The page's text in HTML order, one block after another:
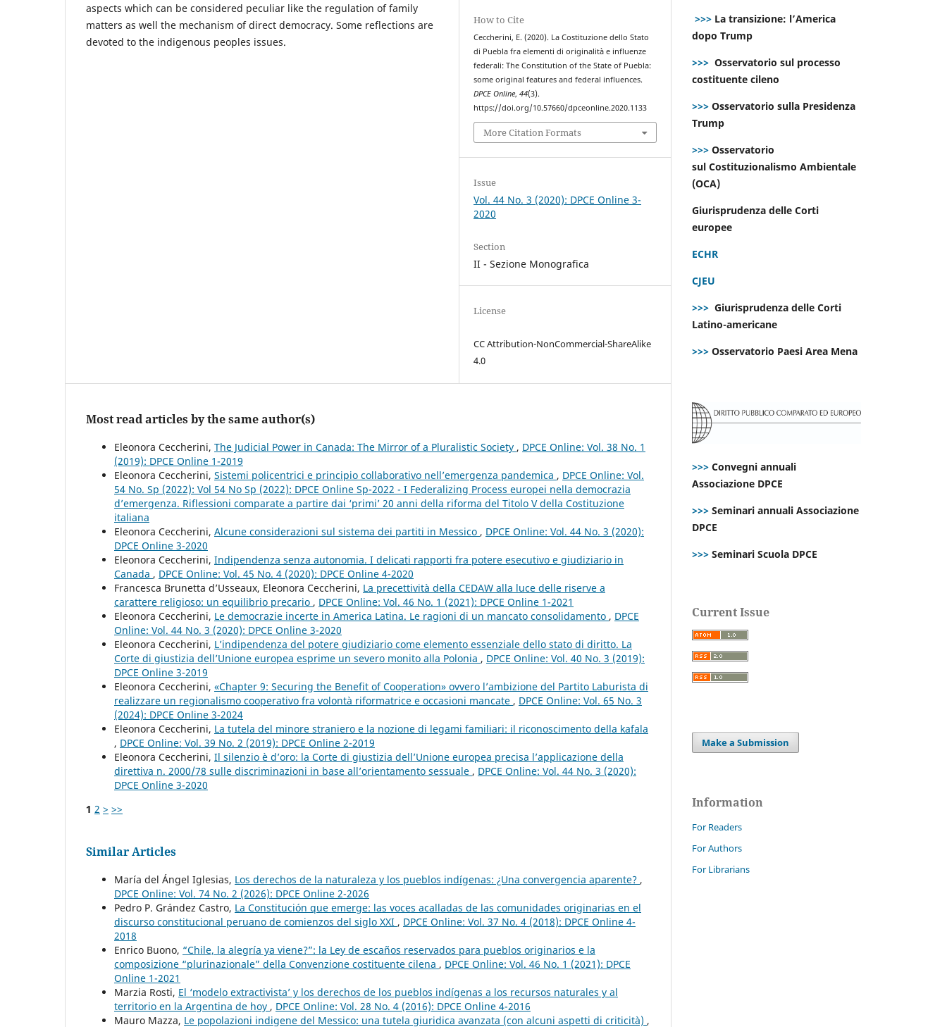
aspects which can be considered peculiar like the regulation of family
matters as well the mechanism of direct democracy. Some reflections are
devoted to the indigenous peoples issues.
How to Cite
Ceccherini, E. (2020). La Costituzione dello Stato
di Puebla fra elementi di originalità e influenze
federali: The Constitution of the State of Puebla:
some original features and federal influences.
DPCE Online,44(3).
https://doi.org/10.57660/dpceonline.2020.1133
More Citation Formats
Issue
Vol. 44 No. 3 (2020): DPCE Online 3-
2020
Section
II - Sezione Monografica
License
CC Attribution-NonCommercial-ShareAlike
4.0
Most read articles by the same author(s)
Eleonora Ceccherini, The Judicial Power in Canada: The Mirror of a Pluralistic Society , DPCE Online: Vol. 38 No. 1
(2019): DPCE Online 1-2019
Eleonora Ceccherini, Sistemi policentrici e principio collaborativo nell’emergenza pandemica , DPCE Online: Vol.
54 No. Sp (2022): Vol 54 No Sp (2022): DPCE Online Sp-2022 - I Federalizing Process europei nella democrazia
d’emergenza. Riflessioni comparate a partire dai ‘primi’ 20 anni della riforma del Titolo V della Costituzione
italiana
Eleonora Ceccherini, Alcune considerazioni sul sistema dei partiti in Messico , DPCE Online: Vol. 44 No. 3 (2020):
DPCE Online 3-2020
Eleonora Ceccherini, Indipendenza senza autonomia. I delicati rapporti fra potere esecutivo e giudiziario in
Canada , DPCE Online: Vol. 45 No. 4 (2020): DPCE Online 4-2020
Francesca Brunetta d’Usseaux, Eleonora Ceccherini, La precettività della CEDAW alla luce delle riserve a
carattere religioso: un equilibrio precario , DPCE Online: Vol. 46 No. 1 (2021): DPCE Online 1-2021
Eleonora Ceccherini, Le democrazie incerte in America Latina. Le ragioni di un mancato consolidamento , DPCE
Online: Vol. 44 No. 3 (2020): DPCE Online 3-2020
Eleonora Ceccherini, L’indipendenza del potere giudiziario come elemento essenziale dello stato di diritto. La
Corte di giustizia dell’Unione europea esprime un severo monito alla Polonia , DPCE Online: Vol. 40 No. 3 (2019):
DPCE Online 3-2019
Eleonora Ceccherini, «Chapter 9: Securing the Benefit of Cooperation» ovvero l’ambizione del Partito Laburista di
realizzare un regionalismo cooperativo fra volontà riformatrice e occasioni mancate , DPCE Online: Vol. 65 No. 3
(2024): DPCE Online 3-2024
Eleonora Ceccherini, La tutela del minore straniero e la nozione di legami familiari: il riconoscimento della kafala
, DPCE Online: Vol. 39 No. 2 (2019): DPCE Online 2-2019
Eleonora Ceccherini, Il silenzio è d’oro: la Corte di giustizia dell’Unione europea precisa l’applicazione della
direttiva n. 2000/78 sulle discriminazioni in base all’orientamento sessuale , DPCE Online: Vol. 44 No. 3 (2020):
DPCE Online 3-2020
1 2 > >>
Similar Articles
María del Ángel Iglesias, Los derechos de la naturaleza y los pueblos indígenas: ¿Una convergencia aparente? ,
DPCE Online: Vol. 74 No. 2 (2026): DPCE Online 2-2026
Pedro P. Grández Castro, La Constitución que emerge: las voces acalladas de las comunidades originarias en el
discurso constitucional peruano de comienzos del siglo XXI , DPCE Online: Vol. 37 No. 4 (2018): DPCE Online 4-
2018
Enrico Buono, “Chile, la alegría ya viene?”: la Ley de escaños reservados para pueblos originarios e la
composizione “plurinazionale” della Convenzione costituente cilena , DPCE Online: Vol. 46 No. 1 (2021): DPCE
Online 1-2021
Marzia Rosti, El ‘modelo extractivista’ y los derechos de los pueblos indígenas a los recursos naturales y al
territorio en la Argentina de hoy , DPCE Online: Vol. 28 No. 4 (2016): DPCE Online 4-2016
Mauro Mazza, Le popolazioni indigene del Messico: una tutela giuridica avanzata (con alcuni aspetti di criticità) ,
>>> La transizione: l’America
dopo Trump
>>> Osservatorio sul processo
costituente cileno
>>> Osservatorio sulla Presidenza
Trump
>>> Osservatorio
sul Costituzionalismo Ambientale
(OCA)
Giurisprudenza delle Corti
europee
ECHR
CJEU
>>> Giurisprudenza delle Corti
Latino-americane
>>> Osservatorio Paesi Area Mena
>>> Convegni annuali
Associazione DPCE
>>> Seminari annuali Associazione
DPCE
>>> Seminari Scuola DPCE
Current Issue
Make a Submission
Information
For Readers
For Authors
For Librarians